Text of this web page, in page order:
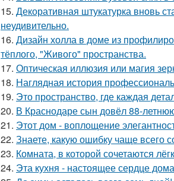
15. Декоративная штукатурка вновь
неудивительно.
16. Дизайн холла в доме из
тёплого, "Живого" пространства.
17. Оптическая иллюзия или магия
18. Наглядная история
19. Это пространство, где каждая
20. В Краснодаре сын довёл 88-
21. Этот дом - воплощение
22. Знаете, какую ошибку чаще всего
23. Комната, в которой сочетаются
24. Эта кухня - настоящее сердце